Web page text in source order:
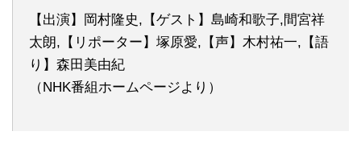
【出演】岡村隆史,【ゲスト】島崎和歌子,間宮祥
太朗,【リポーター】塚原愛,【声】木村祐一,【語
り】森田美由紀
（NHK番組ホームページより）